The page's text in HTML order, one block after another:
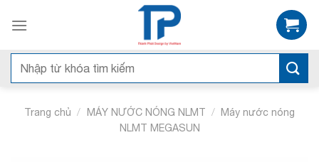
Tìm
kiếm:
Trang chủ / MÁY NƯỚC NÓNG NLMT /
Máy nước nóng
NLMT MEGASUN